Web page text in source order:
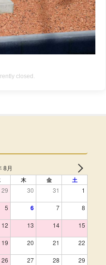
closed.
8月
木 金 土
29 30 31 1
5 6 7 8
12 13 14 15
19 20 21 22
26 27 28 29